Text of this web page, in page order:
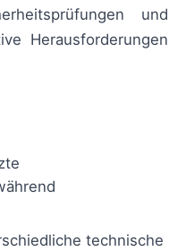
und
Herausforderungen
technische